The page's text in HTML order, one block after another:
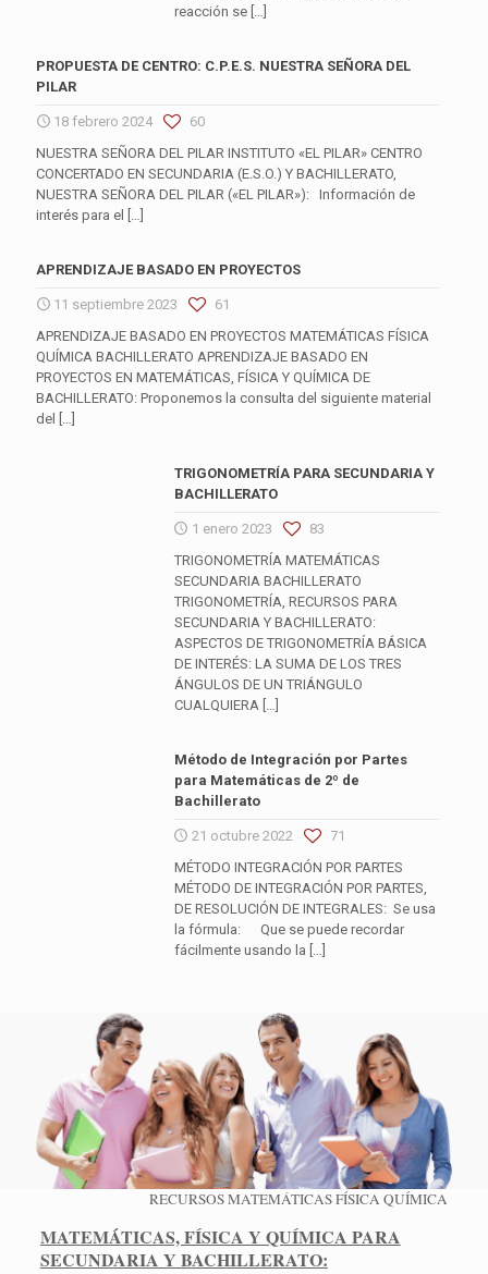
reacción se[…]
PROPUESTA DE CENTRO: C.P.E.S. NUESTRA SEÑORA DEL
PILAR
18 febrero 2024
60
NUESTRA SEÑORA DEL PILAR INSTITUTO «EL PILAR» CENTRO
CONCERTADO EN SECUNDARIA (E.S.O.) Y BACHILLERATO,
NUESTRA SEÑORA DEL PILAR («EL PILAR»): Información de
interés para el
[…]
APRENDIZAJE BASADO EN PROYECTOS
11 septiembre 2023
61
APRENDIZAJE BASADO EN PROYECTOS MATEMÁTICAS FÍSICA
QUÍMICA BACHILLERATO APRENDIZAJE BASADO EN
PROYECTOS EN MATEMÁTICAS, FÍSICA Y QUÍMICA DE
BACHILLERATO: Proponemos la consulta del siguiente material
del
[…]
TRIGONOMETRÍA PARA SECUNDARIA Y
BACHILLERATO
1 enero 2023
83
TRIGONOMETRÍA MATEMÁTICAS
SECUNDARIA BACHILLERATO
TRIGONOMETRÍA, RECURSOS PARA
SECUNDARIA Y BACHILLERATO:
ASPECTOS DE TRIGONOMETRÍA BÁSICA
DE INTERÉS: LA SUMA DE LOS TRES
ÁNGULOS DE UN TRIÁNGULO
CUALQUIERA[…]
Método de Integración por Partes
para Matemáticas de 2º de
Bachillerato
21 octubre 2022
71
MÉTODO INTEGRACIÓN POR PARTES
MÉTODO DE INTEGRACIÓN POR PARTES,
DE RESOLUCIÓN DE INTEGRALES: Se usa
la fórmula: Que se puede recordar
fácilmente usando la […]
RECURSOS MATEMÁTICAS FÍSICA QUÍMICA
MATEMÁTICAS, FÍSICA Y QUÍMICA PARA
SECUNDARIA Y BACHILLERATO: